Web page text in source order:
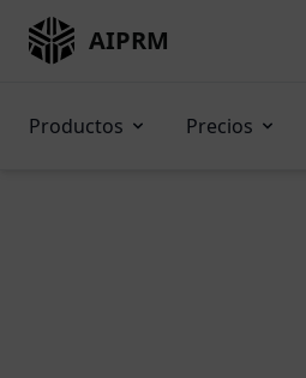
AIPRM
Productos Precios